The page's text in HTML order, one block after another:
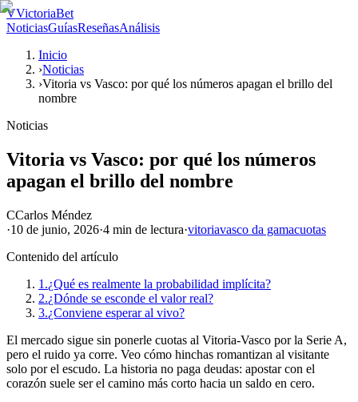
VVictoriaBet
NoticiasGuíasReseñasAnálisis
Inicio
›Noticias
›Vitoria vs Vasco: por qué los números apagan el brillo del
nombre
Noticias
Vitoria vs Vasco: por qué los números
apagan el brillo del nombre
CCarlos Méndez
·10 de junio, 2026·4 min de lectura·vitoriavasco da gamacuotas
Contenido del artículo
1.¿Qué es realmente la probabilidad implícita?
2.¿Dónde se esconde el valor real?
3.¿Conviene esperar al vivo?
El mercado sigue sin ponerle cuotas al Vitoria-Vasco por la Serie A,
pero el ruido ya corre. Veo cómo hinchas romantizan al visitante
solo por el escudo. La historia no paga deudas: apostar con el
corazón suele ser el camino más corto hacia un saldo en cero.